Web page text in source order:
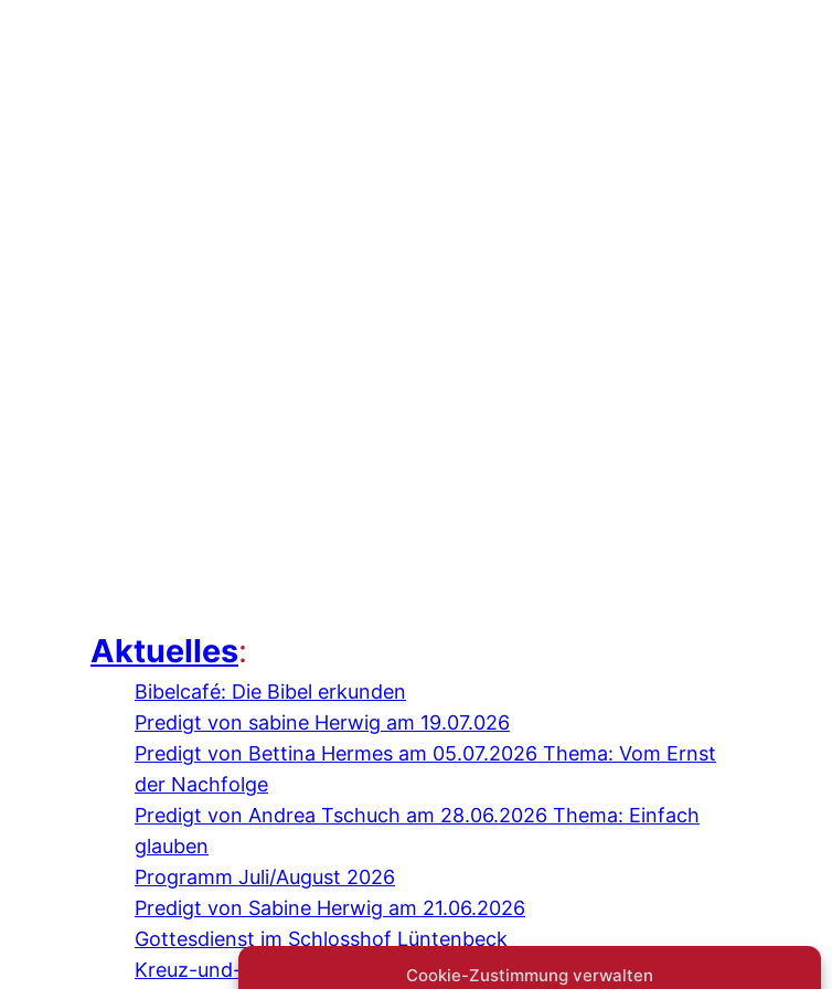
Cookie-Zustimmung verwalten
Aktuelles:
Bibelcafé: Die Bibel erkunden
Predigt von sabine Herwig am 19.07.026
Predigt von Bettina Hermes am 05.07.2026 Thema: Vom Ernst
der Nachfolge
Predigt von Andrea Tschuch am 28.06.2026 Thema: Einfach
glauben
Programm Juli/August 2026
Predigt von Sabine Herwig am 21.06.2026
Gottesdienst im Schlosshof Lüntenbeck
Kreuz-und-quer-Gespräch: Niemand sagt gerne: Ich bin einsam